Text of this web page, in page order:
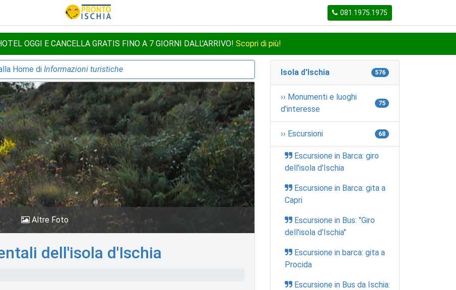
081.1975.1975
OGGI E CANCELLA GRATIS FINO A 7 GIORNI DALL'ARRIVO! Scopri di più!
Home diInformazioni turistiche
Altre Foto
dell'isola d'Ischia
Isola d'Ischia 576
›› Monumenti e luoghi
d'interesse
75
›› Escursioni 68
Escursione in Barca: giro
dell'isola d'Ischia
Escursione in Barca: gita a
Capri
Escursione in Bus: "Giro
dell'isola d'Ischia"
Escursione in barca: gita a
Procida
Escursione in Bus da Ischia: